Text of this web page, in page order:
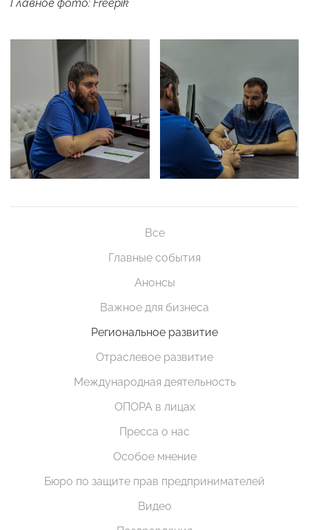
Главное фото: Freepik
Все
Главные события
Анонсы
Важное для бизнеса
Региональное развитие
Отраслевое развитие
Международная деятельность
ОПОРА в лицах
Пресса о нас
Особое мнение
Бюро по защите прав предпринимателей
Видео